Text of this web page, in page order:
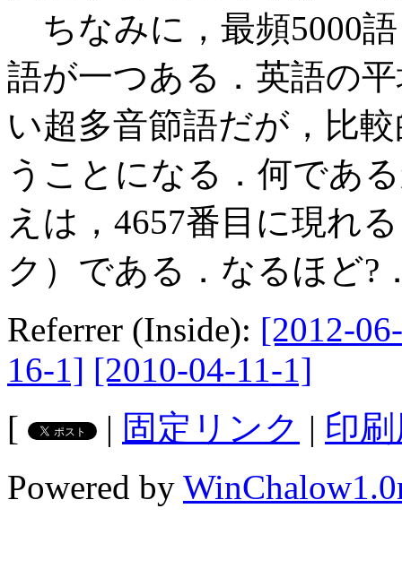
ちなみに，最頻5000
語が一つある．英語の
い超多音節語だが，比
うことになる．何であ
えは，4657番目に現れ
ク）である．なるほど?
Referrer (Inside): [2012-
16-1] [2010-04-11-1]
[
| 固定リンク | 印
Powered by